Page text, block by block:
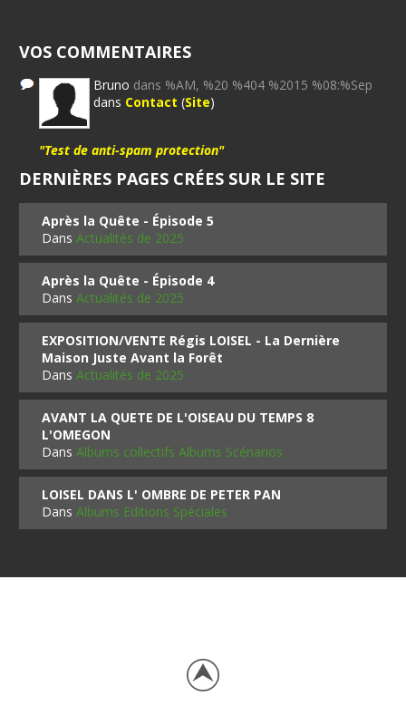
VOS COMMENTAIRES
Bruno dans %AM, %20 %404 %2015 %08:%Sep
dans Contact (Site)
"Test de anti-spam protection"
DERNIÈRES PAGES CRÉES SUR LE SITE
Après la Quête - Épisode 5
DansActualités de 2025
Après la Quête - Épisode 4
DansActualités de 2025
EXPOSITION/VENTE Régis LOISEL - La Dernière
Maison Juste Avant la Forêt
DansActualités de 2025
AVANT LA QUETE DE L'OISEAU DU TEMPS 8
L'OMEGON
DansAlbums collectifs Albums Scénarios
LOISEL DANS L' OMBRE DE PETER PAN
DansAlbums Editions Spéciales